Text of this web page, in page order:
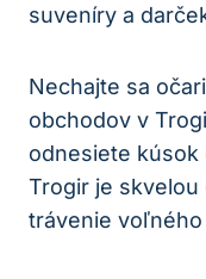
suveníry a
Nechajte sa
obchodov v
odnesiete kúsok
Trogir je skvelou
trávenie voľného